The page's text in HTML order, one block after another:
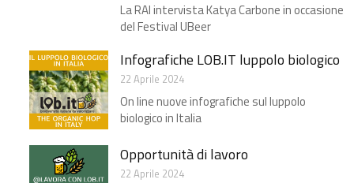
La RAI intervista Katya Carbone in occasione
del Festival UBeer
Infografiche LOB.IT luppolo biologico
22 Aprile 2024
On line nuove infografiche sul luppolo
biologico in Italia
Opportunità di lavoro
22 Aprile 2024